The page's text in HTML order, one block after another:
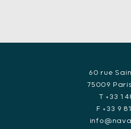
60 rue
75009
T +33 1
F +33 9